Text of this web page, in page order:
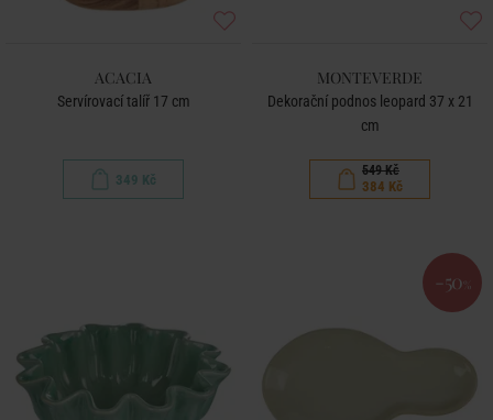
ACACIA
Servírovací talíř 17 cm
349 Kč
MONTEVERDE
Dekorační podnos leopard 37 x 21
cm
549 Kč
384 Kč
-50 %